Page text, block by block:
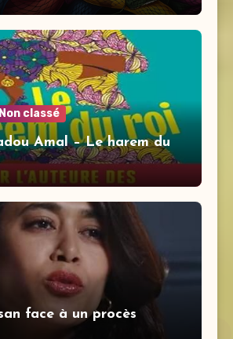
Non classé
Amal – Le harem du
face à un procès